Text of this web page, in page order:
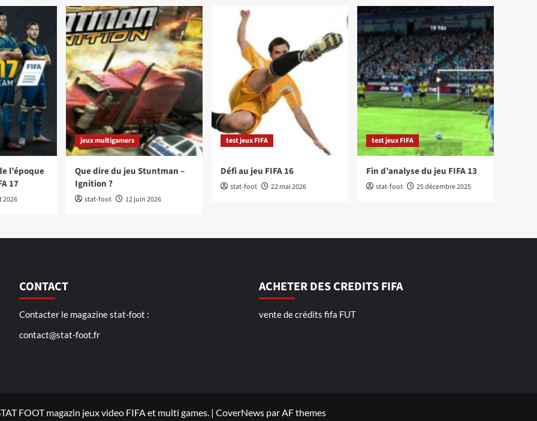
l’époque
17
2026
jeux multigamers
Que dire du jeu Stuntman –
Ignition ?
stat-foot 12 juin 2026
test jeux FIFA
Défi au jeu FIFA 16
stat-foot 22 mai 2026
test jeux FIFA
Fin d’analyse du jeu FIFA 13
stat-foot 25 décembre 2025
CONTACT
Contacter le magazine stat-foot :
contact@stat-foot.fr
ACHETER DES CREDITS FIFA
vente de crédits fifa FUT
FOOT magazin jeux video FIFA et multi games. | CoverNews par AF themes